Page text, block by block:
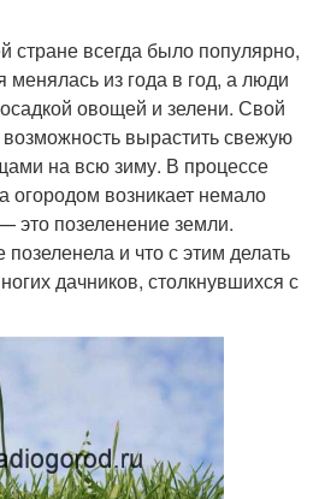
стране всегда было популярно,
менялась из года в год, а люди
овощей и зелени. Свой
вырастить свежую
на всю зиму. В процессе
огородом возникает немало
это позеленение земли.
и что с этим делать
дачников, столкнувшихся с